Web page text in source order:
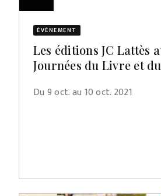
ÉVÈNEMENT
Les éditions JC Lattès
Journées du Livre et
Du 9 oct. au 10 oct. 2021